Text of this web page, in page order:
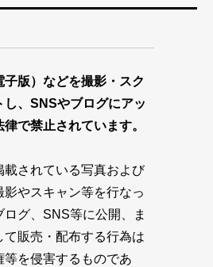
子版）などを撮影・スク
し、SNSやブログにアッ
で禁止されています。
載されている写真および
影やスキャン等を行なっ
グ、SNS等に公開、ま
て販売・配布する行為は
等を侵害するものであ